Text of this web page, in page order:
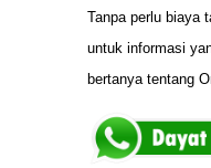
Tanpa perlu biaya
untuk informasi
bertanya tentang